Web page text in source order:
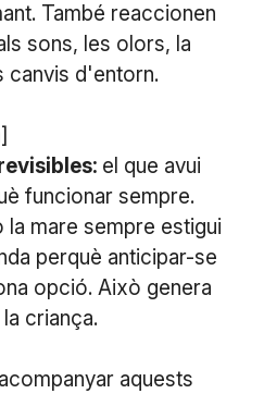
També reaccionen
sons, les olors, la
canvis d'entorn.
el que avui
funcionar sempre.
mare sempre estigui
perquè anticipar-se
opció. Això genera
criança.
aquests